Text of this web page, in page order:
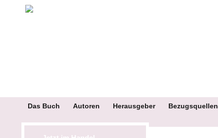
Das Buch Autoren Herausgeber Bezugsquellen